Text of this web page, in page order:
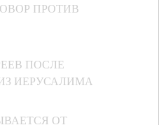
ПРОТИВ
ПОСЛЕ
ИЕРУСАЛИМА
ОТ